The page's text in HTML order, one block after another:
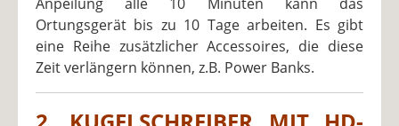
Ortungsgerät bis zu 10 Tage arbeiten. Es gibt
eine Reihe zusätzlicher Accessoires, die diese
Zeit verlängern können, z.B. Power Banks.